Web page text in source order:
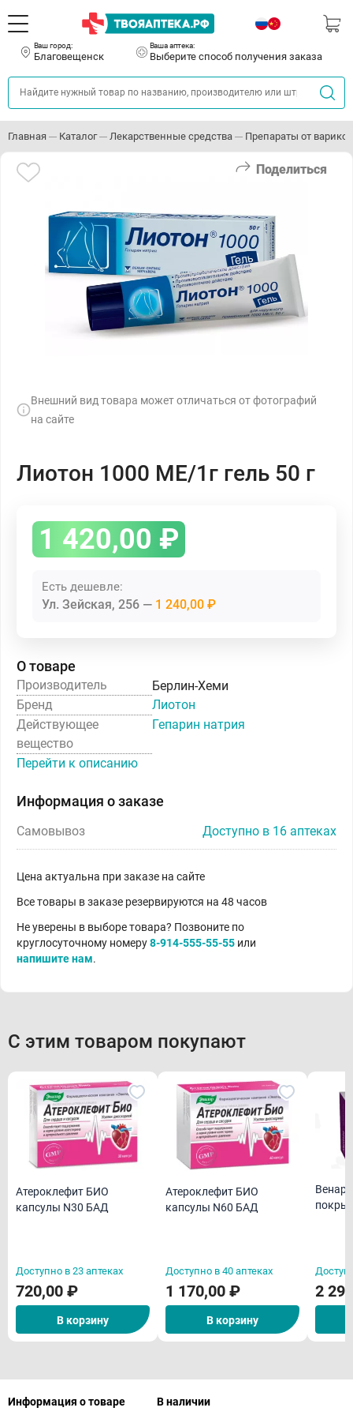
Ваш город:
Благовещенск
Ваша аптека:
Выберите способ получения заказа
Главная Каталог Лекарственные средства Препараты от
Поделиться
Внешний вид товара может отличаться от фотографий
на сайте
Лиотон 1000 МЕ/1г гель 50 г
1 420,00 ₽
Есть дешевле:
Ул. Зейская, 256 1 240,00 ₽
О товаре
Производитель
Берлин-Хеми
Бренд
Лиотон
Действующее
вещество
Гепарин натрия
Перейти к описанию
Информация о заказе
Самовывоз Доступно в 16 аптеках
Цена актуальна при заказе на сайте
Все товары в заказе резервируются на 48 часов
Не уверены в выборе товара? Позвоните по
круглосуточному номеру8-914-555-55-55 или
напишите нам.
С этим товаром покупают
Атероклефит БИО
капсулы N30 БАД
Доступно в 23 аптеках
720,00 ₽
В корзину
Атероклефит БИО
капсулы N60 БАД
Доступно в 40 аптеках
1 170,00 ₽
В корзину
2
Информация о товаре В наличии